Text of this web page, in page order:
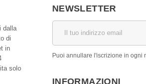
dalla
di
in
solo
NEWSLETTER
Puoi annullare l'iscrizione in ogni
INFORMAZIONI